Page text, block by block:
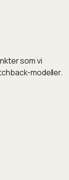
som vi
modeller.